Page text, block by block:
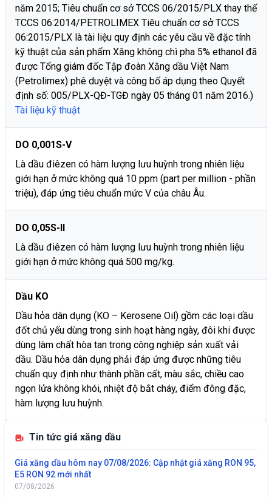
năm 2015; Tiêu chuẩn cơ sở TCCS 06/2015/PLX thay thế
TCCS 06:2014/PETROLIMEX Tiêu chuẩn cơ sở TCCS
06:2015/PLX là tài liệu quy định các yêu cầu về đặc tính
kỹ thuật của sản phẩm Xăng không chì pha 5% ethanol đã
được Tổng giám đốc Tập đoàn Xăng dầu Việt Nam
(Petrolimex) phê duyệt và công bố áp dụng theo Quyết
định số: 005/PLX-QĐ-TGĐ ngày 05 tháng 01 năm 2016.)
Tài liệu kỹ thuật
DO 0,001S-V
Là dầu điêzen có hàm lượng lưu huỳnh trong nhiên liệu
giới hạn ở mức không quá 10 ppm (part per million - phần
triệu), đáp ứng tiêu chuẩn mức V của châu Âu.
DO 0,05S-II
Là dầu điêzen có hàm lượng lưu huỳnh trong nhiên liệu
giới hạn ở mức không quá 500 mg/kg.
Dầu KO
Dầu hỏa dân dụng (KO – Kerosene Oil) gồm các loại dầu
đốt chủ yếu dùng trong sinh hoạt hàng ngày, đôi khi được
dùng làm chất hòa tan trong công nghiệp sản xuất vải
dầu. Dầu hỏa dân dụng phải đáp ứng được những tiêu
chuẩn quy định như thành phần cất, màu sắc, chiều cao
ngọn lửa không khói, nhiệt độ bắt cháy, điểm đông đặc,
hàm lượng lưu huỳnh.
Tin tức giá xăng dầu
Giá xăng dầu hôm nay 07/08/2026: Cập nhật giá xăng RON 95,
E5 RON 92 mới nhất
07/08/2026